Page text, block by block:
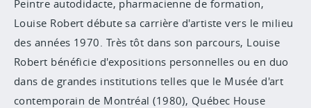
Peintre autodidacte, pharmacienne de formation,
Louise Robert débute sa carrière d'artiste vers le milieu
des années 1970. Très tôt dans son parcours, Louise
Robert bénéficie d'expositions personnelles ou en duo
dans de grandes institutions telles que le Musée d'art
contemporain de Montréal (1980), Québec House